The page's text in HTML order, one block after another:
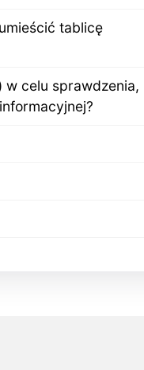
tablicę
w celu sprawdzenia,